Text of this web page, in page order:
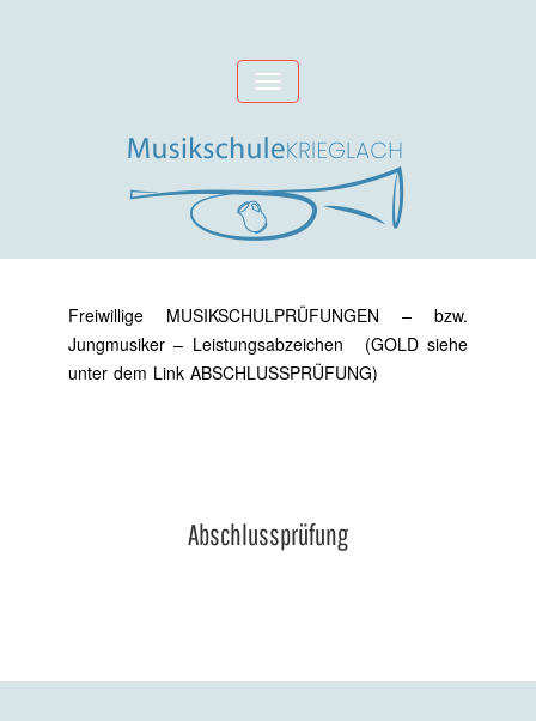
Toggle
navigation
Freiwillige MUSIKSCHULPRÜFUNGEN – bzw.
Jungmusiker – Leistungsabzeichen (GOLD siehe
unter dem Link ABSCHLUSSPRÜFUNG)
Abschlussprüfung